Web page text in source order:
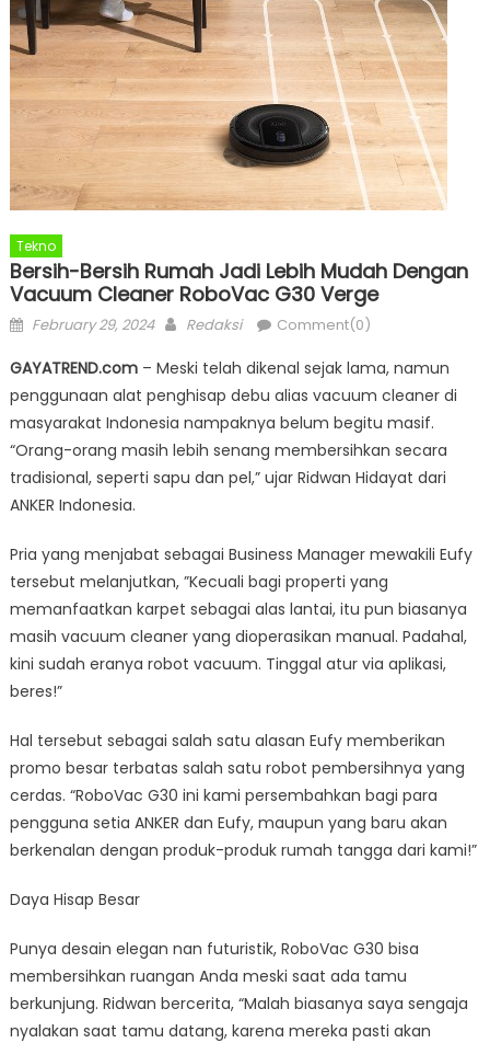
Tekno
Bersih-Bersih Rumah Jadi Lebih Mudah Dengan
Vacuum Cleaner RoboVac G30 Verge
Posted
February 29, 2024 Author
Redaksi Comment(0)
GAYATREND.com– Meski telah dikenal sejak lama, namun
penggunaan alat penghisap debu alias vacuum cleaner di
masyarakat Indonesia nampaknya belum begitu masif.
“Orang-orang masih lebih senang membersihkan secara
tradisional, seperti sapu dan pel,” ujar Ridwan Hidayat dari
ANKER Indonesia.
Pria yang menjabat sebagai Business Manager mewakili Eufy
tersebut melanjutkan, ”Kecuali bagi properti yang
memanfaatkan karpet sebagai alas lantai, itu pun biasanya
masih vacuum cleaner yang dioperasikan manual. Padahal,
kini sudah eranya robot vacuum. Tinggal atur via aplikasi,
beres!”
Hal tersebut sebagai salah satu alasan Eufy memberikan
promo besar terbatas salah satu robot pembersihnya yang
cerdas. “RoboVac G30 ini kami persembahkan bagi para
pengguna setia ANKER dan Eufy, maupun yang baru akan
berkenalan dengan produk-produk rumah tangga dari kami!”
Daya Hisap Besar
Punya desain elegan nan futuristik, RoboVac G30 bisa
membersihkan ruangan Anda meski saat ada tamu
berkunjung. Ridwan bercerita, “Malah biasanya saya sengaja
nyalakan saat tamu datang, karena mereka pasti akan